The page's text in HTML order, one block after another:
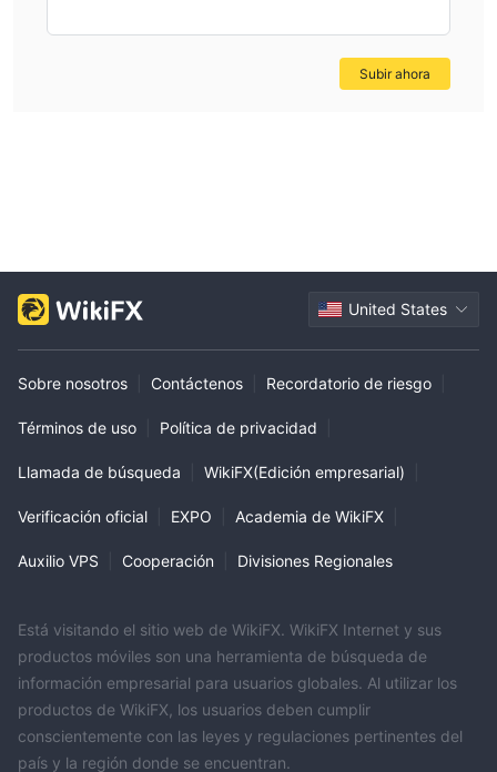
Subir ahora
United States
Sobre nosotros Contáctenos Recordatorio de riesgo
Términos de uso Política de privacidad
Llamada de búsqueda WikiFX(Edición empresarial)
Verificación oficial EXPO Academia de WikiFX
Auxilio VPS Cooperación Divisiones Regionales
Está visitando el sitio web de WikiFX. WikiFX Internet y sus
productos móviles son una herramienta de búsqueda de
información empresarial para usuarios globales. Al utilizar los
productos de WikiFX, los usuarios deben cumplir
conscientemente con las leyes y regulaciones pertinentes del
país y la región donde se encuentran.